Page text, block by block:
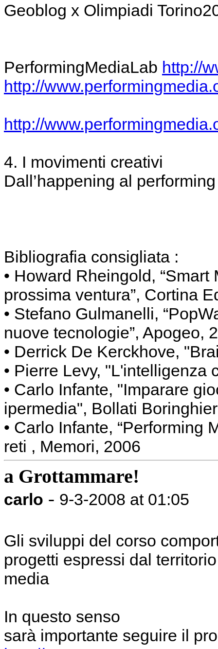
Geoblog x Olimpiadi
PerformingMediaLab http://
http://
http://
4. I movimenti creativi
Dall’happening al
Bibliografia consigliata :
• Howard Rheingold,
prossima ventura”, Cortina
• Stefano Gulmanelli,
nuove tecnologie”, Apogeo,
• Derrick De Kerckhove,
• Pierre Levy, "L'intelligenza
• Carlo Infante, "Imparare
ipermedia", Bollati
• Carlo Infante, “Performing
reti , Memori, 2006
a Grottammare!
carlo - 9-3-2008 at 01:05
Gli sviluppi del corso
progetti espressi dal
media
In questo senso
sarà importante seguire il